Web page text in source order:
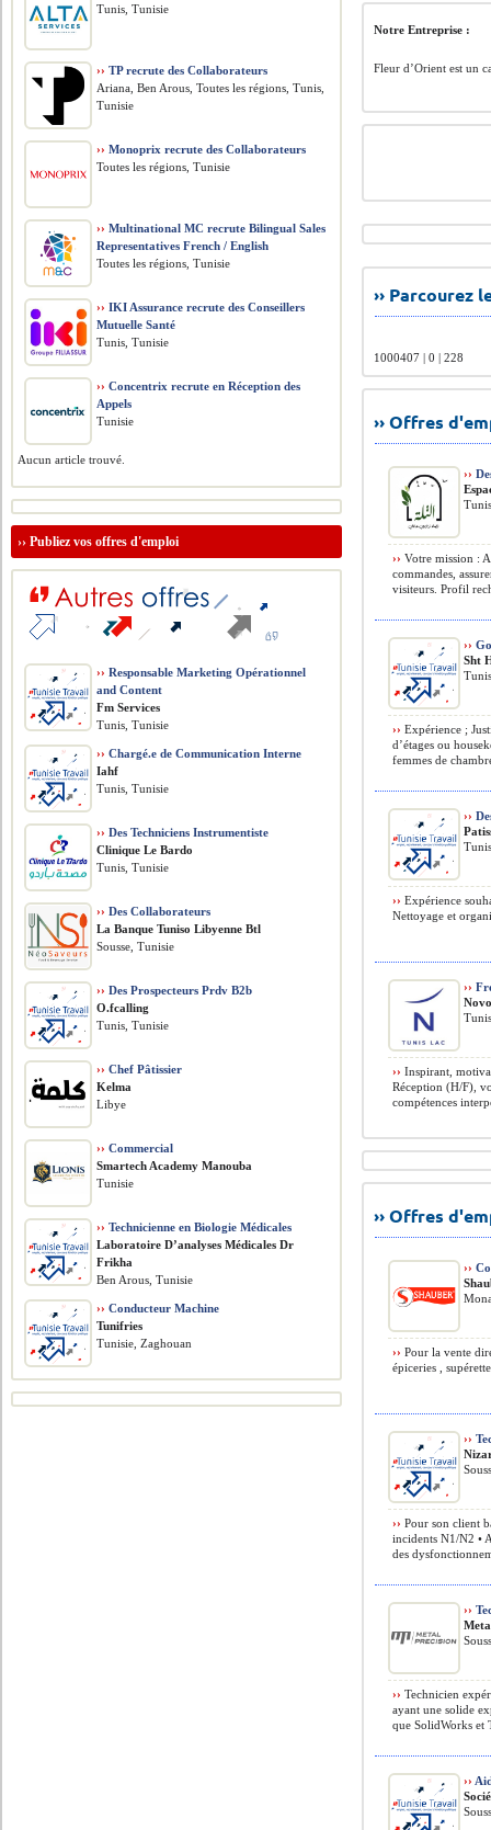
Notre Entreprise :
Fleur d’Orient est un
››
1000407 | 0 | 228
›› Offres
››
›› Votre mission :
commandes,
visiteurs. Profil
››
Sht
›› Expérience ;
d’étages ou
femmes de
››
›› Expérience
Nettoyage et
››
›› Inspirant,
Réception (H/F),
compétences
›› Offres
››
›› Pour la vente
épiceries ,
››
›› Pour son client
incidents N1/N2 •
des
››
›› Technicien
ayant une solide
que SolidWorks et
››
Tunis, Tunisie
›› TP recrute des Collaborateurs
Ariana, Ben Arous, Toutes les régions, Tunis,
Tunisie
›› Monoprix recrute des Collaborateurs
Toutes les régions, Tunisie
›› Multinational MC recrute Bilingual Sales
Representatives French / English
Toutes les régions, Tunisie
›› IKI Assurance recrute des Conseillers
Mutuelle Santé
Tunis, Tunisie
›› Concentrix recrute en Réception des
Appels
Tunisie
Aucun article trouvé.
››Publiez vos offres d'emploi
›› Responsable Marketing Opérationnel
and Content
Fm Services
Tunis, Tunisie
›› Chargé.e de Communication Interne
Iahf
Tunis, Tunisie
›› Des Techniciens Instrumentiste
Clinique Le Bardo
Tunis, Tunisie
›› Des Collaborateurs
La Banque Tuniso Libyenne Btl
Sousse, Tunisie
›› Des Prospecteurs Prdv B2b
O.fcalling
Tunis, Tunisie
›› Chef Pâtissier
Kelma
Libye
›› Commercial
Smartech Academy Manouba
Tunisie
›› Technicienne en Biologie Médicales
Laboratoire D’analyses Médicales Dr
Frikha
Ben Arous, Tunisie
›› Conducteur Machine
Tunifries
Tunisie, Zaghouan